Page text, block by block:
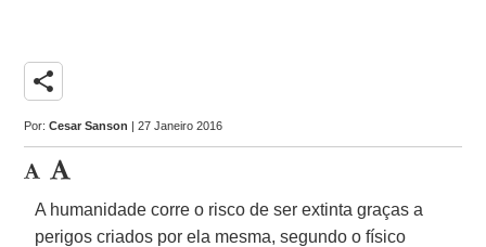
share
Por:Cesar Sanson | 27 Janeiro 2016
A humanidade corre o risco de ser extinta graças a
perigos criados por ela mesma, segundo o físico